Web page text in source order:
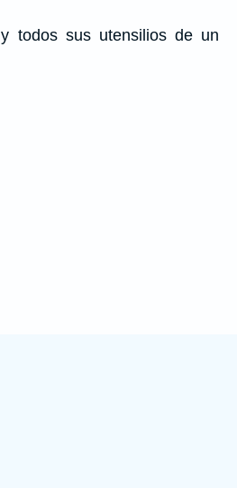
y todos sus utensilios de un